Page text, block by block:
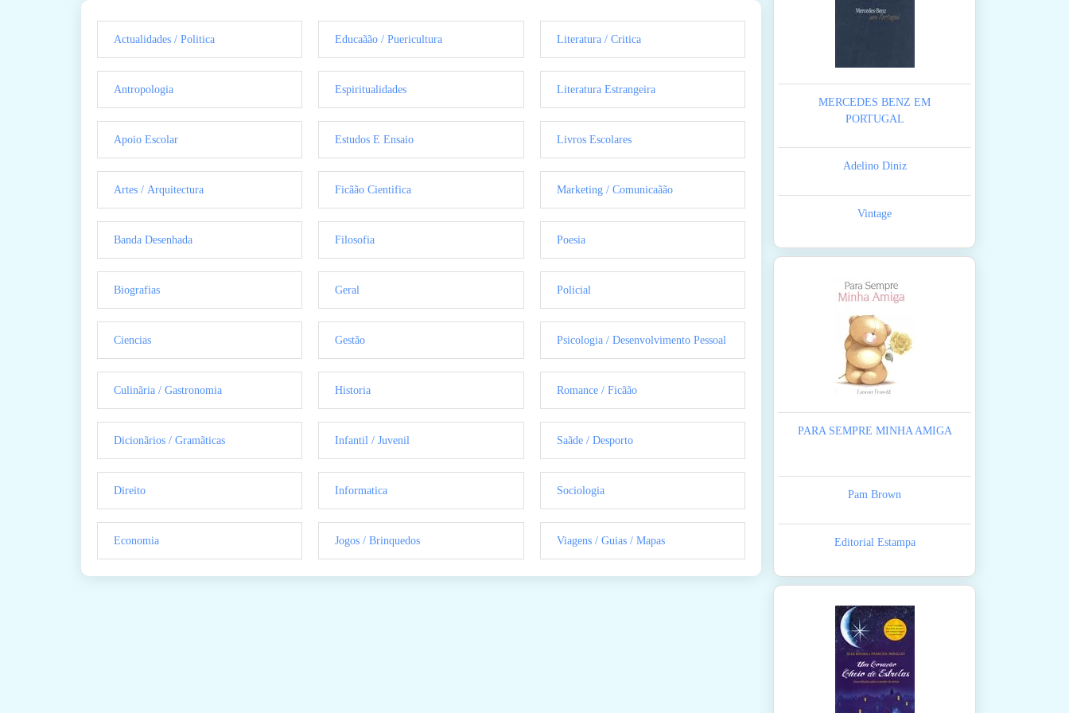
Actualidades / Politica
Antropologia
Apoio Escolar
Artes / Arquitectura
Banda Desenhada
Biografias
Ciencias
Culinãria / Gastronomia
Dicionãrios / Gramãticas
Direito
Economia
Educaãão / Puericultura
Espiritualidades
Estudos E Ensaio
Ficãão Cientifica
Filosofia
Geral
Gestão
Historia
Infantil / Juvenil
Informatica
Jogos / Brinquedos
Literatura / Critica
Literatura Estrangeira
Livros Escolares
Marketing / Comunicaãão
Poesia
Policial
Psicologia / Desenvolvimento Pessoal
Romance / Ficãão
Saãde / Desporto
Sociologia
Viagens / Guias / Mapas
MERCEDES BENZ EM
PORTUGAL
Adelino Diniz
Vintage
PARA SEMPRE MINHA AMIGA
Pam Brown
Editorial Estampa